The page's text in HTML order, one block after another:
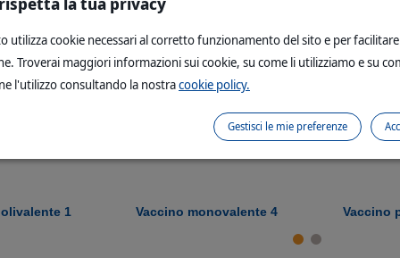
1 Vaccino monovalente 4 Vaccino
utilizza cookie necessari al corretto funzionamento del sito e per
Troverai maggiori informazioni sui cookie, su come li utilizziamo e su
l'utilizzo consultando la nostracookie policy.
Gestisci le mie preferenze